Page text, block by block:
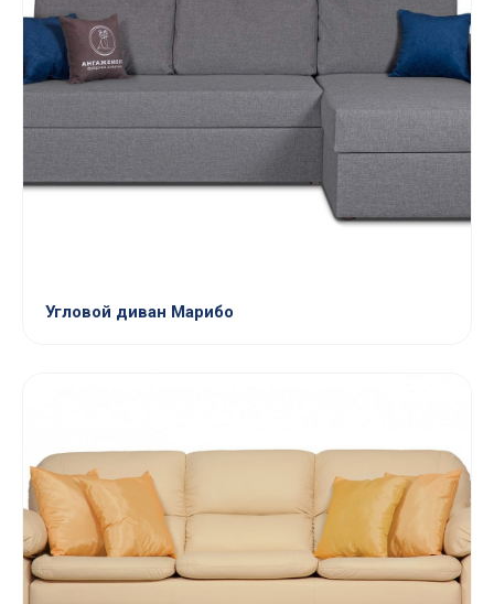
Угловой диван Марибо